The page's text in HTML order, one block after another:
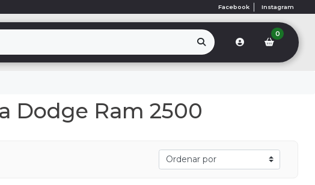
Facebook Instagram
0
Dodge Ram 2500